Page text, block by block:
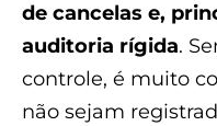
de cancelas e,
auditoria rígida.
controle, é muito
não sejam